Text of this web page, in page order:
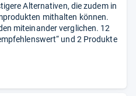
Alternativen, die zudem in
mithalten können.
miteinander verglichen. 12
und 2 Produkte